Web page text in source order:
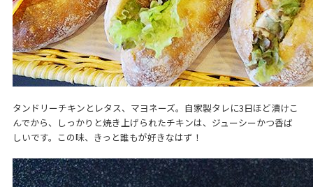
タンドリーチキンとレタス、マヨネーズ。自家製タレに3日ほど漬けこ
んでから、しっかりと焼き上げられたチキンは、ジューシーかつ香ば
しいです。この味、きっと誰もが好きなはず！